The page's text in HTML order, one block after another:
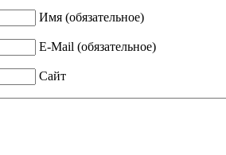
Имя (обязательное)
E-Mail (обязательное)
Сайт